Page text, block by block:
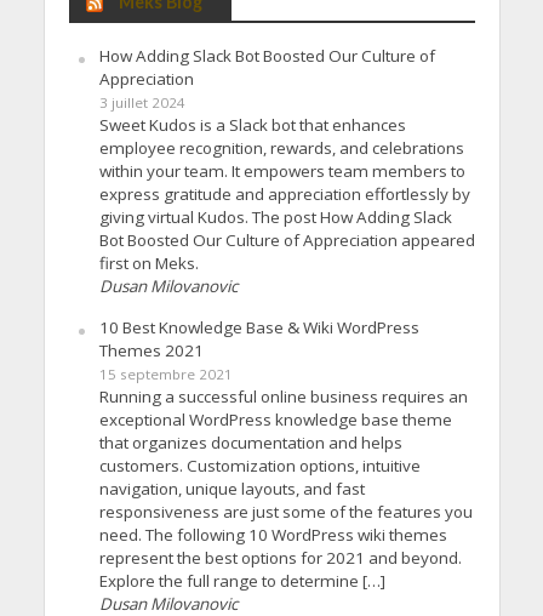
How Adding Slack Bot Boosted Our Culture of
Appreciation
3 juillet 2024
Sweet Kudos is a Slack bot that enhances
employee recognition, rewards, and celebrations
within your team. It empowers team members to
express gratitude and appreciation effortlessly by
giving virtual Kudos. The post How Adding Slack
Bot Boosted Our Culture of Appreciation appeared
first on Meks.
Dusan Milovanovic
10 Best Knowledge Base & Wiki WordPress
Themes 2021
15 septembre 2021
Running a successful online business requires an
exceptional WordPress knowledge base theme
that organizes documentation and helps
customers. Customization options, intuitive
navigation, unique layouts, and fast
responsiveness are just some of the features you
need. The following 10 WordPress wiki themes
represent the best options for 2021 and beyond.
Explore the full range to determine […]
Dusan Milovanovic